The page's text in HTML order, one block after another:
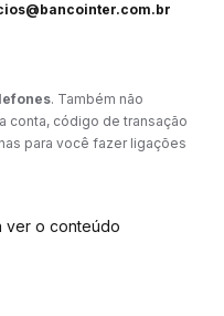
. Também não
conta, código de transação
para você fazer ligações
ver o conteúdo